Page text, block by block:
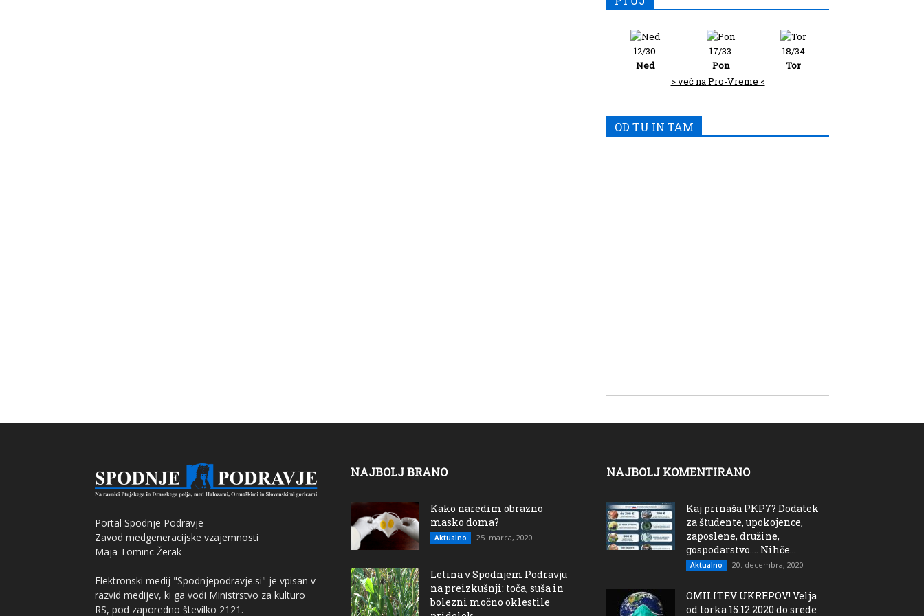
12/30
Ned
17/33
Pon
18/34
Tor
> več na Pro-Vreme <
OD TU IN TAM
Portal Spodnje Podravje
Zavod medgeneracijske vzajemnosti
Maja Tominc Žerak
Elektronski medij "Spodnjepodravje.si" je vpisan v
razvid medijev, ki ga vodi Ministrstvo za kulturo
RS, pod zaporedno številko 2121.
NAJBOLJ BRANO
Kako naredim obrazno
masko doma?
Aktualno 25. marca, 2020
Letina v Spodnjem Podravju
na preizkušnji: toča, suša in
bolezni močno oklestile
NAJBOLJ KOMENTIRANO
Kaj prinaša PKP7? Dodatek
za študente, upokojence,
zaposlene, družine,
gospodarstvo…. Nihče...
Aktualno 20. decembra, 2020
OMILITEV UKREPOV! Velja
od torka 15.12.2020 do srede